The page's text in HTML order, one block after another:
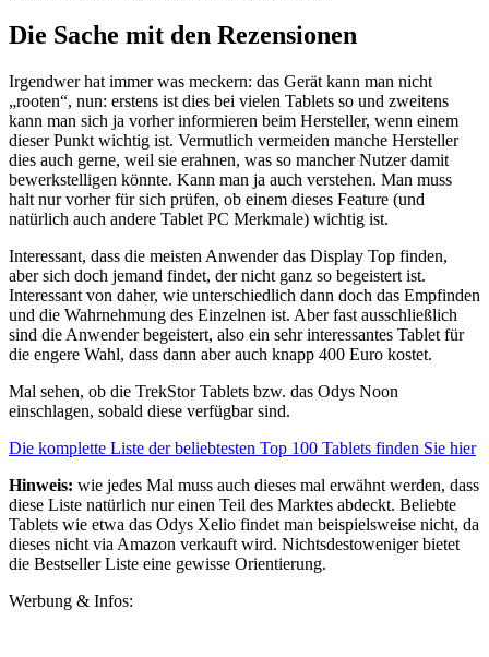
Die Sache mit den Rezensionen
Irgendwer hat immer was meckern: das Gerät kann man nicht
„rooten“, nun: erstens ist dies bei vielen Tablets so und zweitens
kann man sich ja vorher informieren beim Hersteller, wenn einem
dieser Punkt wichtig ist. Vermutlich vermeiden manche Hersteller
dies auch gerne, weil sie erahnen, was so mancher Nutzer damit
bewerkstelligen könnte. Kann man ja auch verstehen. Man muss
halt nur vorher für sich prüfen, ob einem dieses Feature (und
natürlich auch andere Tablet PC Merkmale) wichtig ist.
Interessant, dass die meisten Anwender das Display Top finden,
aber sich doch jemand findet, der nicht ganz so begeistert ist.
Interessant von daher, wie unterschiedlich dann doch das Empfinden
und die Wahrnehmung des Einzelnen ist. Aber fast ausschließlich
sind die Anwender begeistert, also ein sehr interessantes Tablet für
die engere Wahl, dass dann aber auch knapp 400 Euro kostet.
Mal sehen, ob die TrekStor Tablets bzw. das Odys Noon
einschlagen, sobald diese verfügbar sind.
Die komplette Liste der beliebtesten Top 100 Tablets finden Sie hier
Hinweis: wie jedes Mal muss auch dieses mal erwähnt werden, dass
diese Liste natürlich nur einen Teil des Marktes abdeckt. Beliebte
Tablets wie etwa das Odys Xelio findet man beispielsweise nicht, da
dieses nicht via Amazon verkauft wird. Nichtsdestoweniger bietet
die Bestseller Liste eine gewisse Orientierung.
Werbung & Infos: